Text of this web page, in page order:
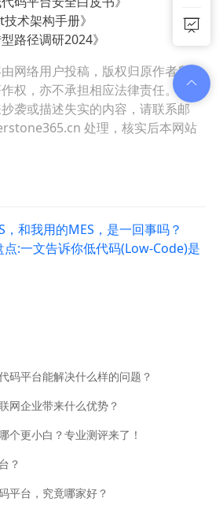
术架构手册》
路径调研2024》
网络用户投稿，版权归原作者所
权，亦不承担相应法律责任。如果
袭或描述失实的内容，请联系邮
处理，核实后本网站
，和我用的MES，是一回事吗？
点:一文告诉你低代码(Low-Code)是
码平台能解决什么样的问题？
网企业带来什么优势？
个更小白？专业测评来了！
？
平台，究竟哪家好？